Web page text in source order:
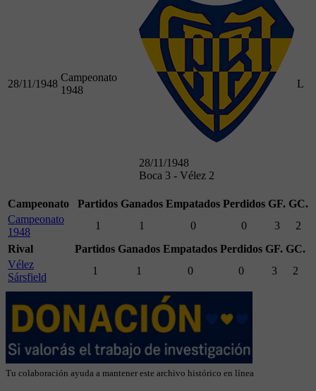
28/11/1948
Campeonato
1948
28/11/1948
Boca 3 - Vélez 2
L
Campeonato Partidos Ganados Empatados Perdidos GF. GC.
Campeonato
1948
1 1 0 0 3
2
Rival
Partidos Ganados Empatados Perdidos GF. GC.
Vélez
Sársfield
1 1 0 0 3 2
Tu colaboración ayuda a mantener este archivo histórico en línea